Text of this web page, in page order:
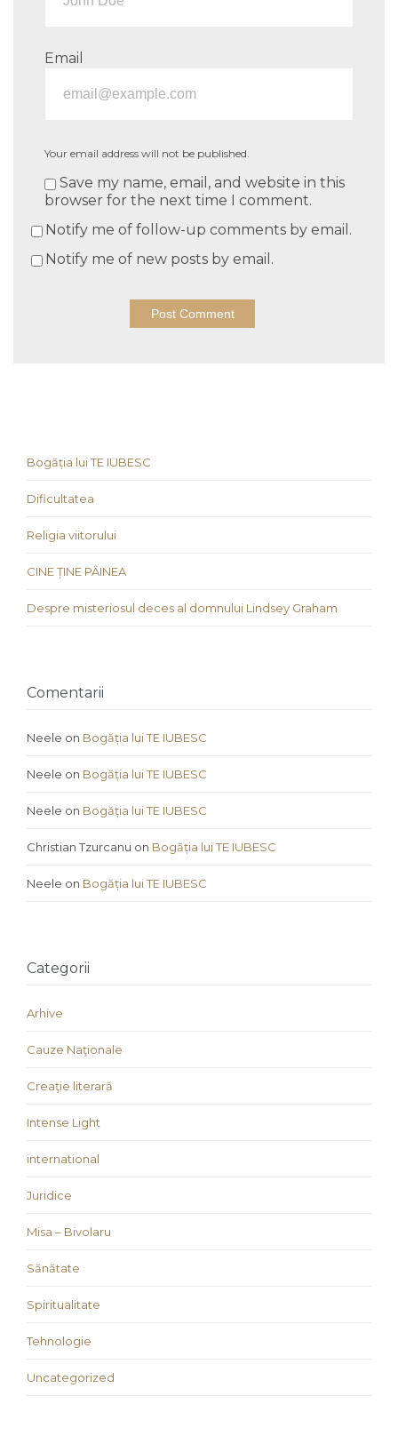
Email
Your email address will not be published.
Save my name, email, and website in this
browser for the next time I comment.
Notify me of follow-up comments by email.
Notify me of new posts by email.
Bogăția lui TE IUBESC
Dificultatea
Religia viitorului
CINE ȚINE PÂINEA
Despre misteriosul deces al domnului Lindsey Graham
Comentarii
Neele on Bogăția lui TE IUBESC
Neele on Bogăția lui TE IUBESC
Neele on Bogăția lui TE IUBESC
Christian Tzurcanu on Bogăția lui TE IUBESC
Neele on Bogăția lui TE IUBESC
Categorii
Arhive
Cauze Naţionale
Creaţie literară
Intense Light
international
Juridice
Misa – Bivolaru
Sănătate
Spiritualitate
Tehnologie
Uncategorized